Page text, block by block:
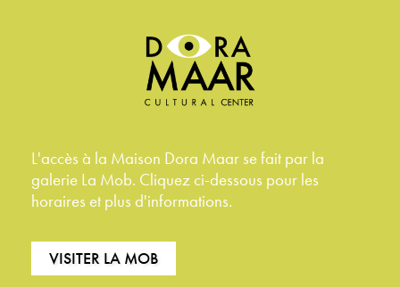
L'accès à la Maison Dora Maar se fait par la
galerie La Mob. Cliquez ci-dessous pour les
horaires et plus d'informations.
VISITER LA MOB